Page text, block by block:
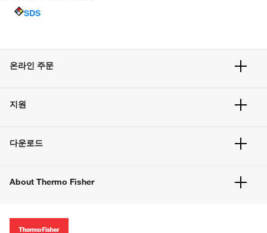
SDS
온라인 주문
주문 방법
벌크 주문
지원
고객 센터
웹사이트 개선사항
다운로드
About Thermo Fisher
투자자